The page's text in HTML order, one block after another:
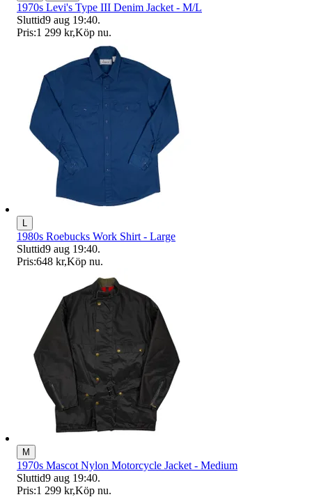
1970s Levi's Type III Denim Jacket - M/L
Sluttid9 aug 19:40.
Pris:1 299 kr,Köp nu.
1980s Roebucks Work Shirt - Large
Sluttid9 aug 19:40.
Pris:648 kr,Köp nu.
M
1970s Mascot Nylon Motorcycle Jacket - Medium
Sluttid9 aug 19:40.
Pris:1 299 kr,Köp nu.